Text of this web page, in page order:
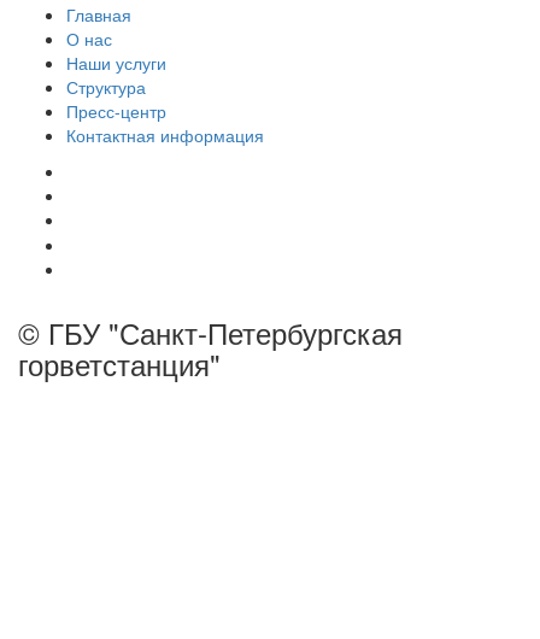
Главная
О нас
Наши услуги
Структура
Пресс-центр
Контактная информация
© ГБУ "Санкт-Петербургская
горветстанция"